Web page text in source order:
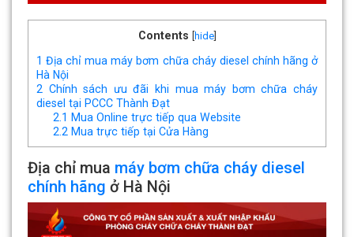
Contents hide]
1 Địa chỉ mua máy bơm chữa cháy diesel chính hãng ở
Hà Nội
2 Chính sách ưu đãi khi mua máy bơm chữa cháy
diesel tại PCCC Thành Đạt
2.1 Mua Online trực tiếp qua Website
2.2 Mua trực tiếp tại Cửa Hàng
Địa chỉ mua máy bơm chữa cháy diesel
chính hãng ở Hà Nội